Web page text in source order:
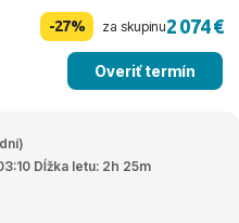
-27% za skupinu2 074 €
Overiť termín
Dĺžka letu: 2h 25m